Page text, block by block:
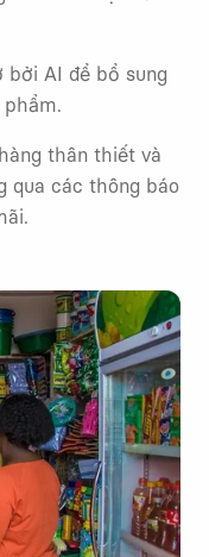
bởi AI để bổ sung
phẩm.
thân thiết và
qua các thông báo